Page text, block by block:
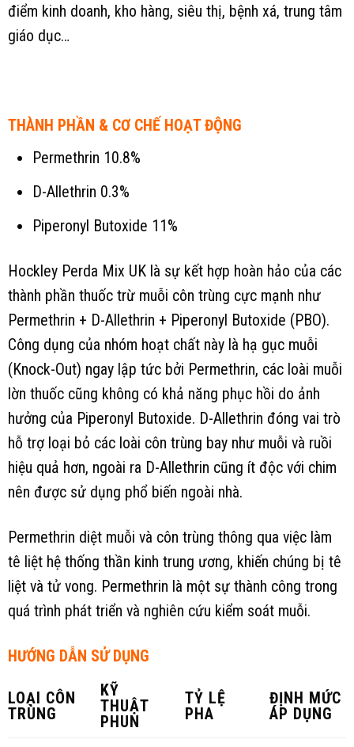
điểm kinh doanh, kho hàng, siêu thị, bệnh xá, trung tâm
giáo dục…
THÀNH PHẦN & CƠ CHẾ HOẠT ĐỘNG
Permethrin 10.8%
D-Allethrin 0.3%
Piperonyl Butoxide 11%
Hockley Perda Mix UK là sự kết hợp hoàn hảo của các
thành phần thuốc trừ muỗi côn trùng cực mạnh như
Permethrin + D-Allethrin + Piperonyl Butoxide (PBO).
Công dụng của nhóm hoạt chất này là hạ gục muỗi
(Knock-Out) ngay lập tức bởi Permethrin, các loài muỗi
lờn thuốc cũng không có khả năng phục hồi do ảnh
hưởng của Piperonyl Butoxide. D-Allethrin đóng vai trò
hỗ trợ loại bỏ các loài côn trùng bay như muỗi và ruồi
hiệu quả hơn, ngoài ra D-Allethrin cũng ít độc với chim
nên được sử dụng phổ biến ngoài nhà.
Permethrin diệt muỗi và côn trùng thông qua việc làm
tê liệt hệ thống thần kinh trung ương, khiến chúng bị tê
liệt và tử vong. Permethrin là một sự thành công trong
quá trình phát triển và nghiên cứu kiểm soát muỗi.
HƯỚNG DẪN SỬ DỤNG
LOẠI CÔN
TRÙNG
KỸ
THUẬT
PHUN
TỶ LỆ
PHA
ĐỊNH MỨC
ÁP DỤNG